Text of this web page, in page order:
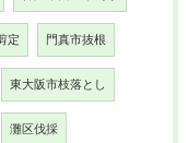
定 門真市抜根
東大阪市枝落とし
灘区伐採